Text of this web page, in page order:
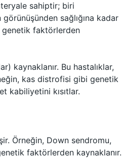
sahiptir; biri
sağlığına kadar
genetik faktörlerden
kaynaklanır. Bu hastalıklar,
kas distrofisi gibi genetik
kabiliyetini kısıtlar.
Örneğin, Down sendromu,
faktörlerden kaynaklanır.